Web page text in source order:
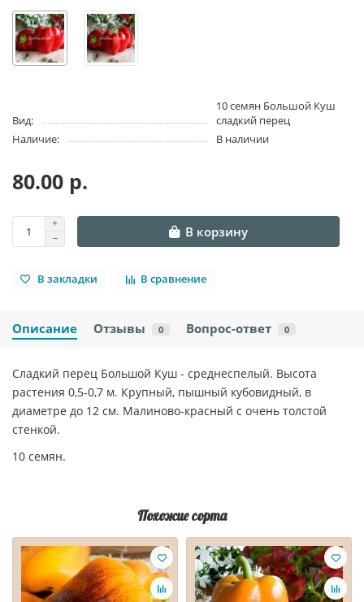
Вид:
10 семян Большой Куш
сладкий перец
Наличие:
В наличии
80.00 р.
В корзину
В закладки В сравнение
Описание Отзывы 0 Вопрос-ответ 0
Сладкий перец Большой Куш - среднеспелый. Высота
растения 0,5-0,7 м. Крупный, пышный кубовидный, в
диаметре до 12 см. Малиново-красный с очень толстой
стенкой.
10 семян.
Похожие сорта